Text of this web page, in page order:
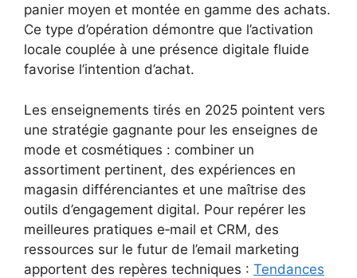
panier moyen et montée en gamme des achats.
Ce type d’opération démontre que l’activation
locale couplée à une présence digitale fluide
favorise l’intention d’achat.
Les enseignements tirés en 2025 pointent vers
une stratégie gagnante pour les enseignes de
mode et cosmétiques : combiner un
assortiment pertinent, des expériences en
magasin différenciantes et une maîtrise des
outils d’engagement digital. Pour repérer les
meilleures pratiques e‑mail et CRM, des
ressources sur le futur de l’email marketing
apportent des repères techniques : Tendances